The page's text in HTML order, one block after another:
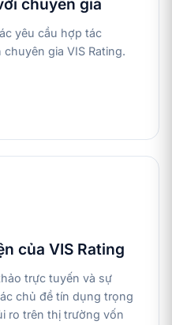
chuyên gia
yêu cầu hợp tác
gia VIS Rating.
của VIS Rating
trực tuyến và sự
chủ đề tín dụng trọng
ro trên thị trường vốn